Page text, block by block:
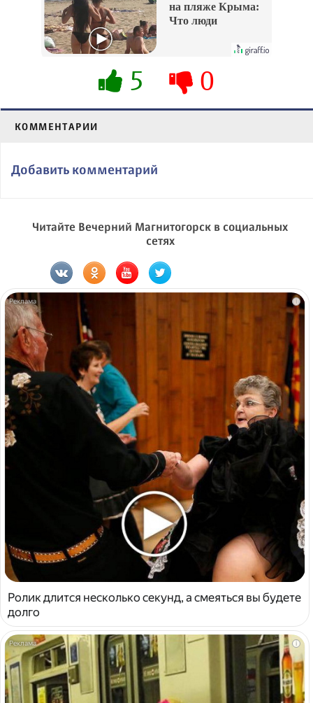
на пляже Крыма:
Что люди
их не видят...
5 0
КОММЕНТАРИИ
Добавить комментарий
Читайте Вечерний Магнитогорск в социальных
сетях
i
Ролик длится несколько секунд, а смеяться вы будете
долго
i